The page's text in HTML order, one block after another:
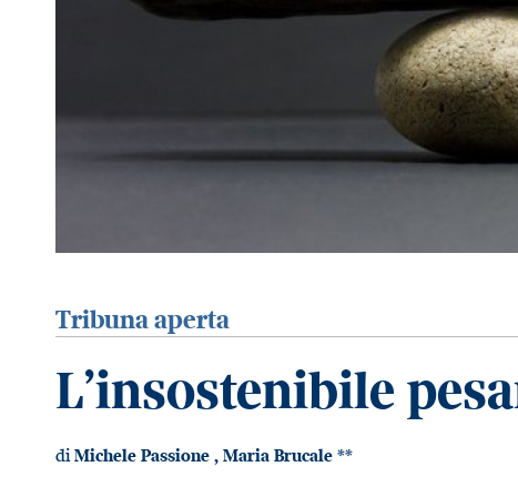
Tribuna aperta
L’insostenibile
di Michele Passione , Maria Brucale **